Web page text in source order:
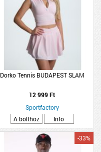
Dorko Tennis BUDAPEST SLAM
12 999 Ft
Sportfactory
A bolthoz
Info
-33%